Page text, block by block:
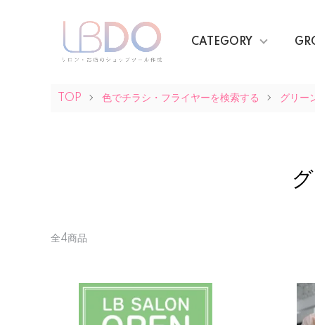
CATEGORY
TOP 色でチラシ・フライヤーを検索する グリー
全4商品